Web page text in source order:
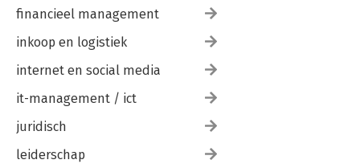
financieel management
inkoop en logistiek
internet en social media
it-management / ict
juridisch
leiderschap